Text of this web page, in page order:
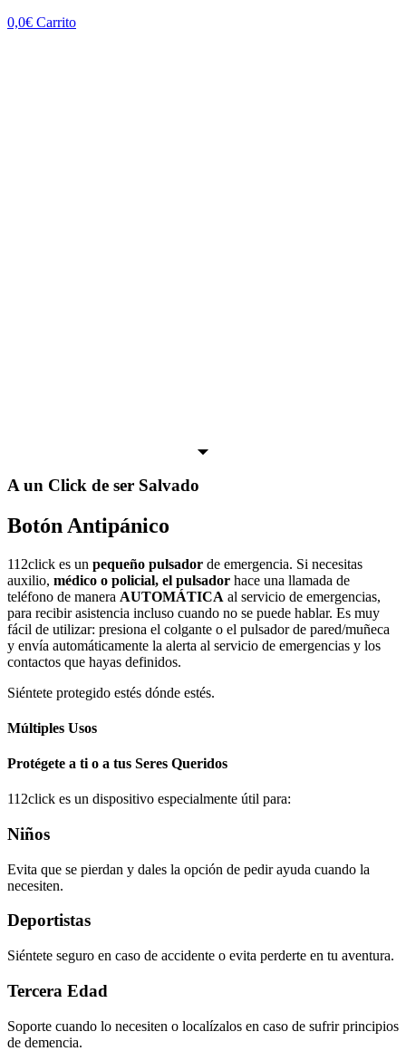
0,0€ Carrito
A un Click de ser Salvado
Botón Antipánico
112click es un pequeño pulsador de emergencia. Si necesitas
auxilio, médico o policial, el pulsador hace una llamada de
teléfono de manera AUTOMÁTICA al servicio de emergencias,
para recibir asistencia incluso cuando no se puede hablar. Es muy
fácil de utilizar: presiona el colgante o el pulsador de pared/muñeca
y envía automáticamente la alerta al servicio de emergencias y los
contactos que hayas definidos.
Siéntete protegido estés dónde estés.
Múltiples Usos
Protégete a ti o a tus Seres Queridos
112click es un dispositivo especialmente útil para:
Niños
Evita que se pierdan y dales la opción de pedir ayuda cuando la
necesiten.
Deportistas
Siéntete seguro en caso de accidente o evita perderte en tu aventura.
Tercera Edad
Soporte cuando lo necesiten o localízalos en caso de sufrir principios
de demencia.